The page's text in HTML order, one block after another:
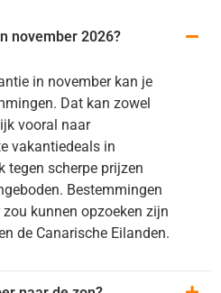
november 2026?
in november kan je
Dat kan zowel
vooral naar
vakantiedeals in
tegen scherpe prijzen
Bestemmingen
kunnen opzoeken zijn
de Canarische Eilanden.